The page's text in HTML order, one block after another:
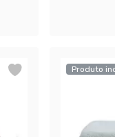
Produto